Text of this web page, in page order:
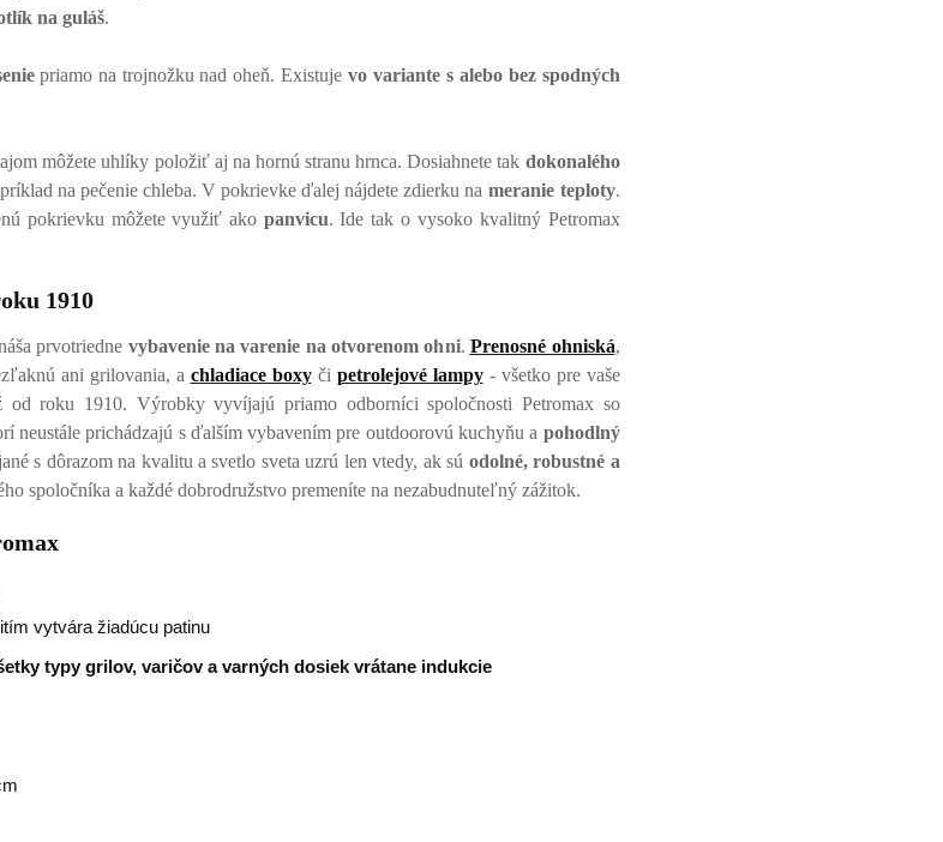
na guláš.
priamo na trojnožku nad oheň. Existuje vo variante s alebo bez spodných
môžete uhlíky položiť aj na hornú stranu hrnca. Dosiahnete tak dokonalého
na pečenie chleba. V pokrievke ďalej nájdete zdierku na meranie teploty.
pokrievku môžete využiť ako panvicu. Ide tak o vysoko kvalitný Petromax
1910
prvotriedne vybavenie na varenie na otvorenom ohni. Prenosné ohniská,
ani grilovania, a chladiace boxyči petrolejové lampy- všetko pre vaše
od roku 1910. Výrobky vyvíjajú priamo odborníci spoločnosti Petromax so
neustále prichádzajú s ďalším vybavením pre outdoorovú kuchyňu a pohodlný
s dôrazom na kvalitu a svetlo sveta uzrú len vtedy, ak sú odolné, robustné a
spoločníka a každé dobrodružstvo premeníte na nezabudnuteľný zážitok.
vytvára žiadúcu patinu
typy grilov, varičov a varných dosiek vrátane indukcie